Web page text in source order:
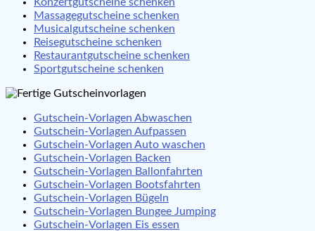
Massagegutscheine schenken
Musicalgutscheine schenken
Reisegutscheine schenken
Restaurantgutscheine schenken
Sportgutscheine schenken
Gutschein-Vorlagen Abwaschen
Gutschein-Vorlagen Aufpassen
Gutschein-Vorlagen Auto waschen
Gutschein-Vorlagen Backen
Gutschein-Vorlagen Ballonfahrten
Gutschein-Vorlagen Bootsfahrten
Gutschein-Vorlagen Bügeln
Gutschein-Vorlagen Bungee Jumping
Gutschein-Vorlagen Eis essen